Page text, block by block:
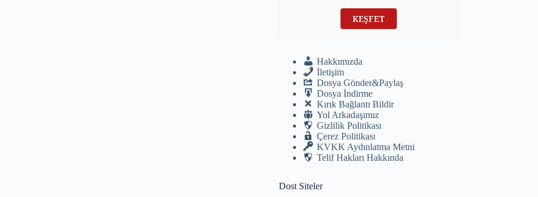
KEŞFET
Hakkımızda
İletişim
Dosya Gönder&Paylaş
Dosya İndirme
Kırık Bağlantı Bildir
Yol Arkadaşımız
Gizlilik Politikası
Çerez Politikası
KVKK Aydınlatma Metni
Telif Hakları Hakkında
Dost Siteler